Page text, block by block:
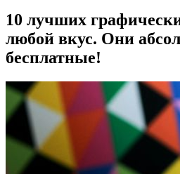
10 лучших
любой вкус. Они
бесплатные!